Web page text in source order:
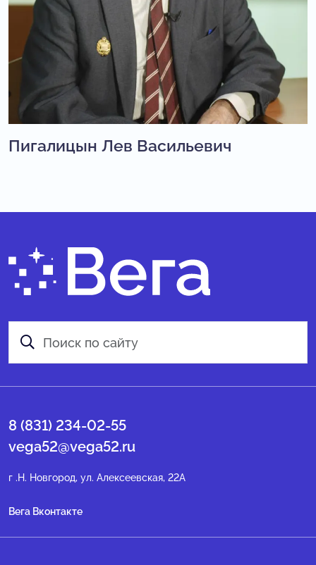
Пигалицын Лев Васильевич
8 (831) 234-02-55
vega52@vega52.ru
г .Н. Новгород, ул. Алексеевская, 22А
Вега Вконтакте